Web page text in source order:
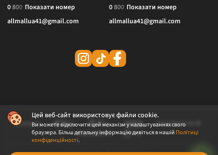
Цей веб-сайт використовує файли cookie.
Ви можете відключити цей механізм у налаштуваннях свого
браузера. Більш детальну інформацію дивіться в нашій Політиці
конфіденційності.
0800 Показати номер
allmallua41@gmail.com
0800 Показати номер
allmallua41@gmail.com